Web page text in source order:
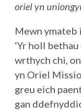
oriel yn
Mewn ymateb
‘Yr holl
wrthych chi,
yn Oriel
greu eich
gan